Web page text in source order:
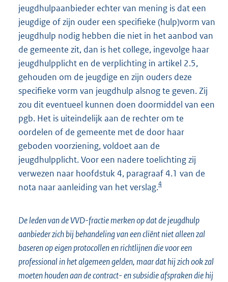
jeugdhulpaanbieder echter van mening is dat een
jeugdige of zijn ouder een specifieke (hulp)vorm van
jeugdhulp nodig hebben die niet in het aanbod van
de gemeente zit, dan is het college, ingevolge haar
jeugdhulpplicht en de verplichting in artikel 2.5,
gehouden om de jeugdige en zijn ouders deze
specifieke vorm van jeugdhulp alsnog te geven. Zij
zou dit eventueel kunnen doen doormiddel van een
pgb. Het is uiteindelijk aan de rechter om te
oordelen of de gemeente met de door haar
geboden voorziening, voldoet aan de
jeugdhulpplicht. Voor een nadere toelichting zij
verwezen naar hoofdstuk 4, paragraaf 4.1 van de
nota naar aanleiding van het verslag.4
De leden van de VVD-fractie merken op dat de jeugdhulp
aanbieder zich bij behandeling van een cliënt niet alleen zal
baseren op eigen protocollen en richtlijnen die voor een
professional in het algemeen gelden, maar dat hij zich ook zal
moeten houden aan de contract- en subsidie afspraken die hij